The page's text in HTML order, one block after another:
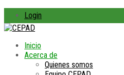
Login
Inicio
Acerca de
Quienes somos